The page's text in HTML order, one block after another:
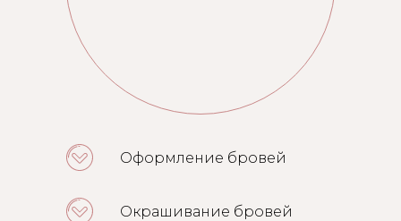
Оформление бровей
Окрашивание бровей